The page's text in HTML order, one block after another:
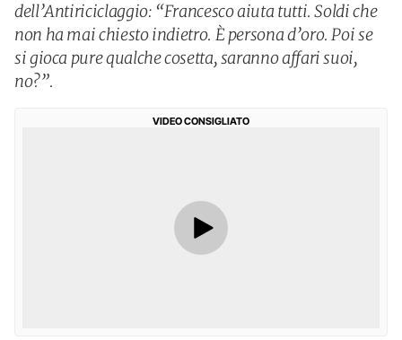
dell’Antiriciclaggio: “Francesco aiuta tutti. Soldi che
non ha mai chiesto indietro. È persona d’oro. Poi se
si gioca pure qualche cosetta, saranno affari suoi,
no?”.
VIDEO CONSIGLIATO